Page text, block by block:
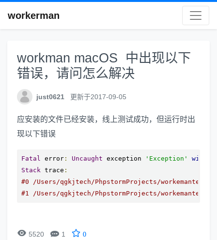
workerman
workman macOS 中出现以下
错误，请问怎么解决
just0621 更新于2017-09-05
应安装的文件已经安装，线上测试成功，但运行时出
现以下错误
Fatal error : Uncaught exception 'Exception' with
Stack trace :
#0 /Users/qgkjtech/PhpstormProjects/workemantext/
#1 /Users/qgkjtech/PhpstormProjects/
 5520  1 0